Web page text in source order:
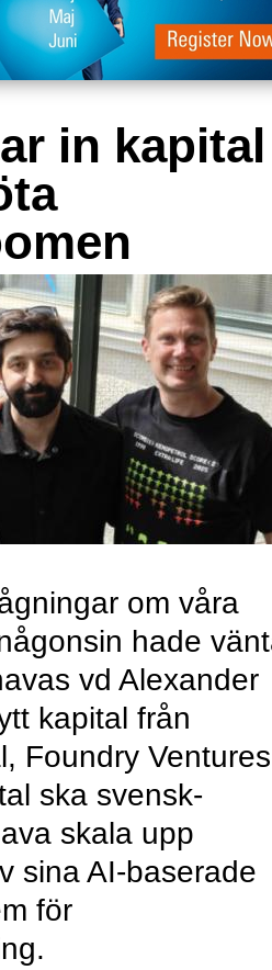
in kapital
om våra
hade
vd Alexander
kapital från
Foundry Ventures
ska svensk-
skala upp
sina AI-baserade
för